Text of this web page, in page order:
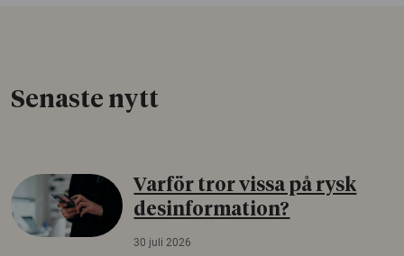
Senaste nytt
Varför tror vissa på rysk
desinformation?
30 juli 2026